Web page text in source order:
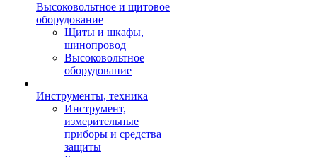
Высоковольтное и щитовое
оборудование
Щиты и шкафы,
шинопровод
Высоковольтное
оборудование
Инструменты, техника
Инструмент,
измерительные
приборы и средства
защиты